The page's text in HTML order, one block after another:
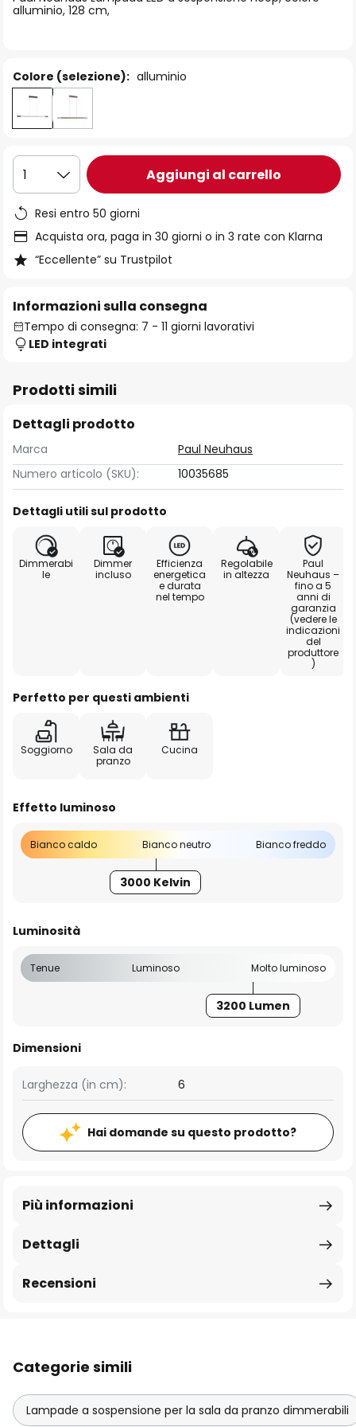
alluminio, 128 cm,
Colore (selezione): alluminio
1 Aggiungi al carrello
Resi entro 50 giorni
Acquista ora, paga in 30 giorni o in 3 rate con Klarna
“Eccellente” su Trustpilot
Informazioni sulla consegna
Tempo di consegna: 7 - 11 giorni lavorativi
LED integrati
Prodotti simili
Dettagli prodotto
Marca
Paul Neuhaus
Numero articolo (SKU):
10035685
Dettagli utili sul prodotto
Dimmerabi
le
Dimmer
incluso
Efficienza
energetica
e durata
nel tempo
Regolabile
in altezza
Paul
Neuhaus –
fino a 5
anni di
garanzia
(vedere le
indicazioni
del
produttore
)
Perfetto per questi ambienti
Soggiorno
Sala da
pranzo
Cucina
Effetto luminoso
Bianco caldo Bianco neutro Bianco freddo
3000 Kelvin
Luminosità
Tenue Luminoso Molto luminoso
3200 Lumen
Dimensioni
Larghezza (in cm): 6
Hai domande su questo prodotto?
Dettagli
Più informazioni
Recensioni
Categorie simili
Lampade a sospensione per la sala da pranzo dimmerabili